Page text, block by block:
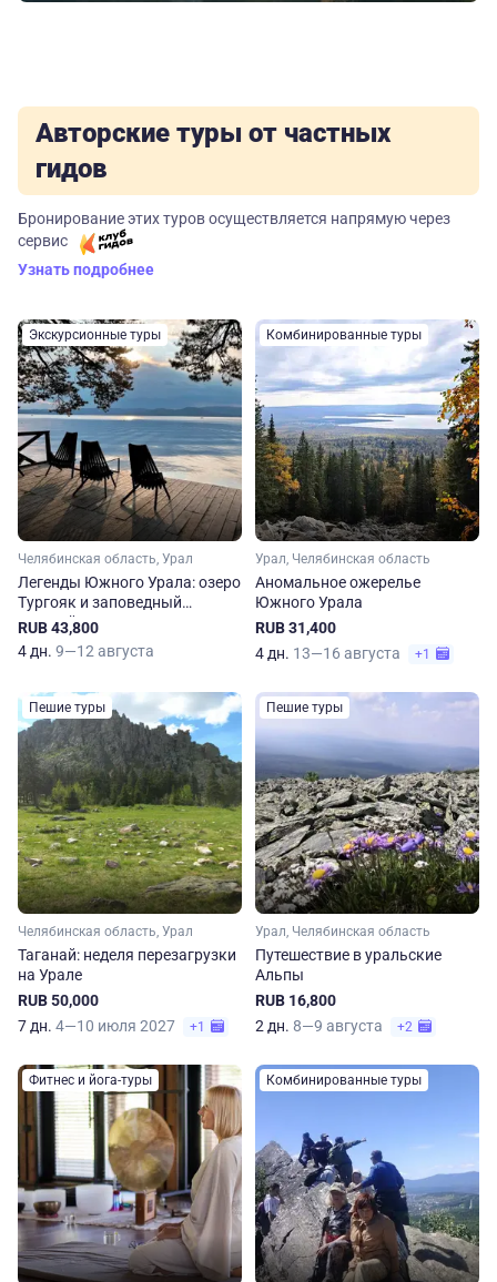
Авторские туры от частных
гидов
Бронирование этих туров осуществляется напрямую через
сервис
Узнать подробнее
Экскурсионные туры
Челябинская область, Урал
Легенды Южного Урала: озеро
Тургояк и заповедный
Таганай
RUB 43,800
4 дн. 9—12 августа
Комбинированные туры
Урал, Челябинская область
Аномальное ожерелье
Южного Урала
RUB 31,400
4 дн. 13—16 августа +1
Пешие туры
Челябинская область, Урал
Таганай: неделя перезагрузки
на Урале
RUB 50,000
7 дн. 4—10 июля 2027 +1
Пешие туры
Урал, Челябинская область
Путешествие в уральские
Альпы
RUB 16,800
2 дн. 8—9 августа +2
Фитнес и йога-туры Комбинированные туры